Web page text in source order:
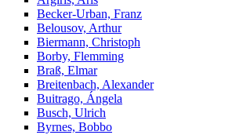
Becker-Urban, Franz
Belousov, Arthur
Biermann, Christoph
Borby, Flemming
Braß, Elmar
Breitenbach, Alexander
Buitrago, Ángela
Busch, Ulrich
Byrnes, Bobbo